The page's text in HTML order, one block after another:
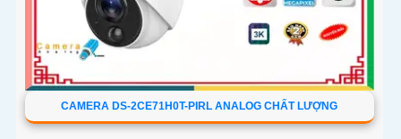
CAMERA DS-2CE71H0T-PIRL ANALOG CHẤT LƯỢNG